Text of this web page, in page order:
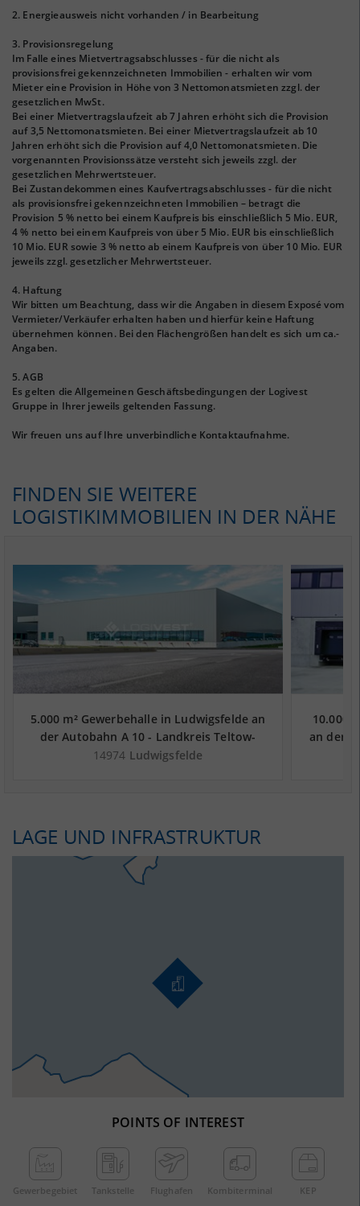
2. Energieausweis nicht vorhanden / in Bearbeitung
3. Provisionsregelung
Im Falle eines Mietvertragsabschlusses - für die nicht als
provisionsfrei gekennzeichneten Immobilien - erhalten wir vom
Mieter eine Provision in Höhe von 3 Nettomonatsmieten zzgl. der
gesetzlichen MwSt.
Bei einer Mietvertragslaufzeit ab 7 Jahren erhöht sich die Provision
auf 3,5 Nettomonatsmieten. Bei einer Mietvertragslaufzeit ab 10
Jahren erhöht sich die Provision auf 4,0 Nettomonatsmieten. Die
vorgenannten Provisionssätze versteht sich jeweils zzgl. der
gesetzlichen Mehrwertsteuer.
Bei Zustandekommen eines Kaufvertragsabschlusses - für die nicht
als provisionsfrei gekennzeichneten Immobilien – betragt die
Provision 5 % netto bei einem Kaufpreis bis einschließlich 5 Mio. EUR,
4 % netto bei einem Kaufpreis von über 5 Mio. EUR bis einschließlich
10 Mio. EUR sowie 3 % netto ab einem Kaufpreis von über 10 Mio. EUR
jeweils zzgl. gesetzlicher Mehrwertsteuer.
4. Haftung
Wir bitten um Beachtung, dass wir die Angaben in diesem Exposé vom
Vermieter/Verkäufer erhalten haben und hierfür keine Haftung
übernehmen können. Bei den Flächengrößen handelt es sich um ca.-
Angaben.
5. AGB
Es gelten die Allgemeinen Geschäftsbedingungen der Logivest
Gruppe in Ihrer jeweils geltenden Fassung.
Wir freuen uns auf Ihre unverbindliche Kontaktaufnahme.
FINDEN SIE WEITERE
LOGISTIKIMMOBILIEN IN DER NÄHE
5.000 m² Gewerbehalle in Ludwigsfelde an
der Autobahn A 10 - Landkreis Teltow-
Fläming
14974 Ludwigsfelde
10.000
an der
LAGE UND INFRASTRUKTUR
POINTS OF INTEREST
Gewerbe­gebiet Tankstelle Flughafen Kombi­terminal KEP